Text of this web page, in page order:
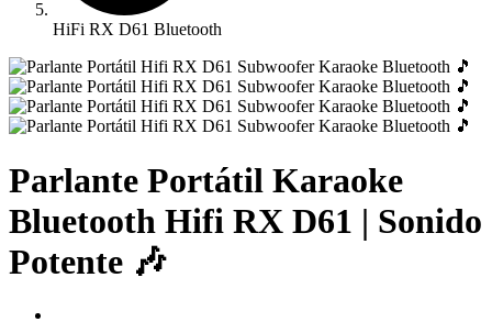
HiFi RX D61 Bluetooth
Parlante Portátil Karaoke
Bluetooth Hifi RX D61 | Sonido
Potente 🎶